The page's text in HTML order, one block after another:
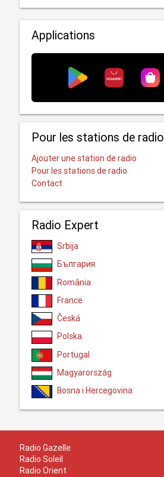
Applications
Pour les stations de radio
Ajouter une station de radio
Pour les stations de radio
Contact
Radio Expert
Srbija
България
România
France
Česká
Polska
Portugal
Magyarország
Bosna i Hercegovina
Radio Gazelle
Radio Soleil
Radio Orient